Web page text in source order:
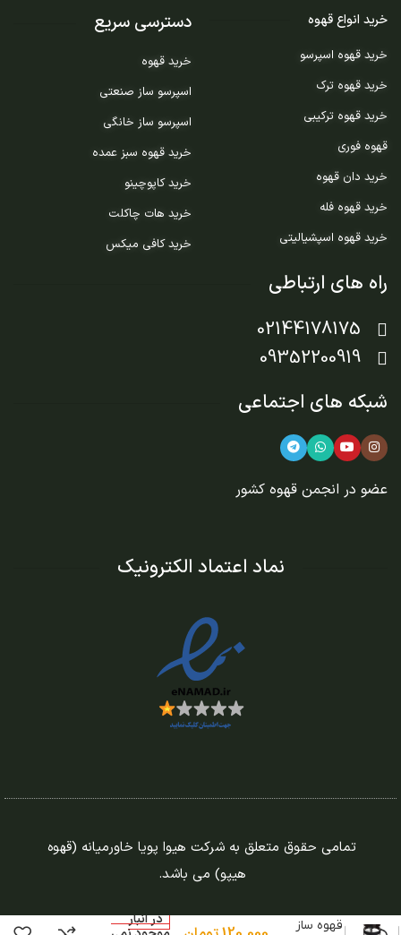
خرید انواع قهوه
خرید قهوه اسپرسو
خرید قهوه ترک
خرید قهوه ترکیبی
قهوه فوری
خرید دان قهوه
خرید قهوه فله
خرید قهوه اسپشیالیتی
دسترسی سریع
خرید قهوه
اسپرسو ساز صنعتی
اسپرسو ساز خانگی
خرید قهوه سبز عمده
خرید کاپوچینو
خرید هات چاکلت
خرید کافی میکس
راه های ارتباطی
02144178175
09352200919
شبکه های اجتماعی
عضو در انجمن قهوه کشور
نماد اعتماد الکترونیک
تمامی حقوق متعلق به شرکت هیوا پویا خاورمیانه (قهوه
هیپو) می باشد.
قهوه ساز
در انبار